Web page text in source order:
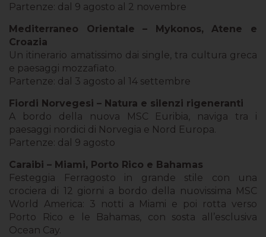
Partenze: dal 9 agosto al 2 novembre
Mediterraneo Orientale – Mykonos, Atene e
Croazia
Un itinerario amatissimo dai single, tra cultura greca
e paesaggi mozzafiato.
Partenze: dal 3 agosto al 14 settembre
Fiordi Norvegesi – Natura e silenzi rigeneranti
A bordo della nuova MSC Euribia, naviga tra i
paesaggi nordici di Norvegia e Nord Europa.
Partenze: dal 9 agosto
Caraibi – Miami, Porto Rico e Bahamas
Festeggia Ferragosto in grande stile con una
crociera di 12 giorni a bordo della nuovissima MSC
World America: 3 notti a Miami e poi rotta verso
Porto Rico e le Bahamas, con sosta all’esclusiva
Ocean Cay.